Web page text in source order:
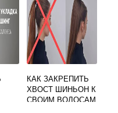
КАК ЗАКРЕПИТЬ
ХВОСТ ШИНЬОН К
СВОИМ ВОЛОСАМ